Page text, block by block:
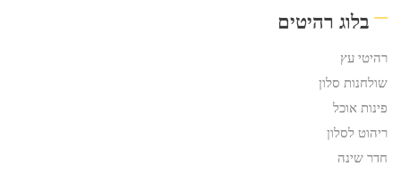
בלוג רהיטים
רהיטי עץ
שולחנות סלון
פינות אוכל
ריהוט לסלון
חדר שינה